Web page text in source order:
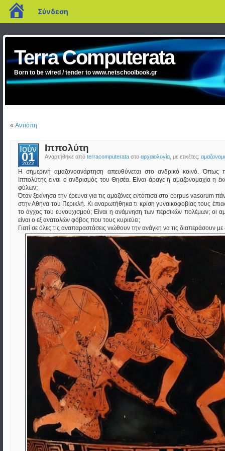
Terra Computerata
Born to be wired / tender to www.netschoolbook.gr
« Αντιόπη
Ιούν
01
2022
Ιππολύτη
Αναρτήθηκε από terracomputerataστο αρχαιολογία, με ετικέτες:
Η σημερινή αμαζονοανάρτηση απευθύνεται στο ανδρικό κοινό.
Ιππολύτης είναι ο ανδρισμός του Θησέα. Είναι άραγε η αμαζονομαχία η
φύλων;
Όταν ξεκίνησα την έρευνα για τις αμαζόνες εντόπισα στο corpus vasorum
στην Αθήνα του Περικλή. Κι αναρωτήθηκα τι κρίση γυναικοφοβίας τους
το άγχος του ευνουχισμού; Είναι η ανάμνηση των περσικών πολέμων; οι
είναι ο εξ ανατολών φόβος που τους κυριεύει;
Γιατί σε όλες τις αναπαραστάσεις νιώθουν την ανάγκη να τις διαπεράσουν
blogs.sch.gr
Σύνδεση